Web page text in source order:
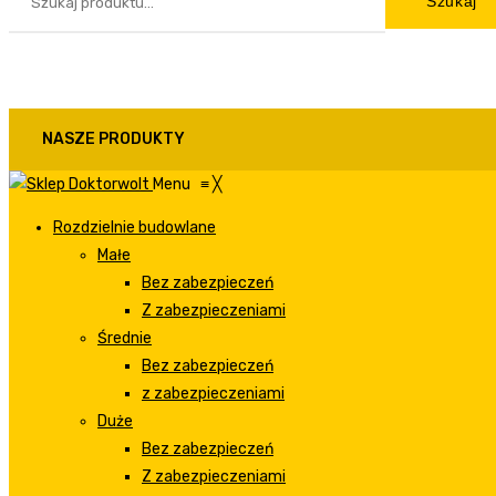
NASZE PRODUKTY
Menu ≡╳
Rozdzielnie budowlane
Małe
Bez zabezpieczeń
Z zabezpieczeniami
Średnie
Bez zabezpieczeń
z zabezpieczeniami
Duże
Bez zabezpieczeń
Z zabezpieczeniami